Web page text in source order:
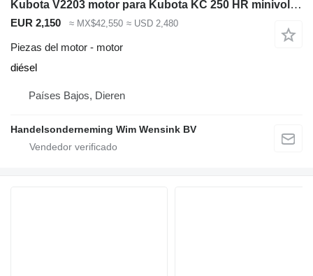
Kubota V2203 motor para Kubota KC 250 HR minivolquete
EUR 2,150 ≈ MX$42,550 ≈ USD 2,480
Piezas del motor - motor
diésel
Países Bajos, Dieren
Handelsonderneming Wim Wensink BV